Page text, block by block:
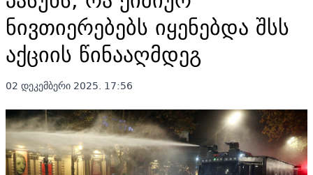
ნივთიერებებს იყენებდა შსს
აქციის წინააღმდეგ
02 დეკემბერი 2025. 17:56